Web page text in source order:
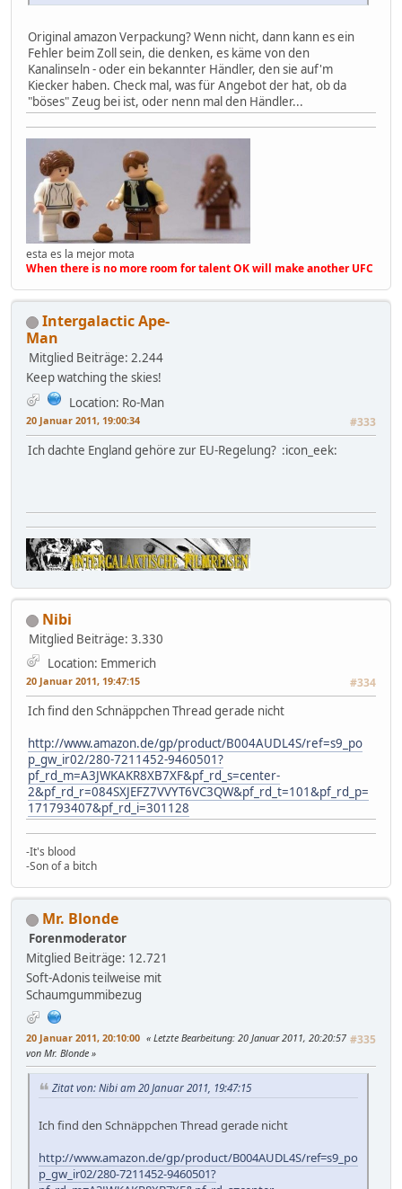
Original amazon Verpackung? Wenn nicht, dann kann es ein
Fehler beim Zoll sein, die denken, es käme von den
Kanalinseln - oder ein bekannter Händler, den sie auf'm
Kiecker haben. Check mal, was für Angebot der hat, ob da
"böses" Zeug bei ist, oder nenn mal den Händler...
esta es la mejor mota
When there is no more room for talent OK will make another UFC
Intergalactic Ape-
Man
Mitglied Beiträge: 2.244
Keep watching the skies!
Location: Ro-Man
20 Januar 2011, 19:00:34 #333
Ich dachte England gehöre zur EU-Regelung? :icon_eek:
Nibi
Mitglied Beiträge: 3.330
Location: Emmerich
20 Januar 2011, 19:47:15 #334
Ich find den Schnäppchen Thread gerade nicht
http://www.amazon.de/gp/product/B004AUDL4S/ref=s9_po
p_gw_ir02/280-7211452-9460501?
pf_rd_m=A3JWKAKR8XB7XF&pf_rd_s=center-
2&pf_rd_r=084SXJEFZ7VVYT6VC3QW&pf_rd_t=101&pf_rd_p=
171793407&pf_rd_i=301128
-It's blood
-Son of a bitch
Mr. Blonde
Forenmoderator
Mitglied Beiträge: 12.721
Soft-Adonis teilweise mit
Schaumgummibezug
20 Januar 2011, 20:10:00 #335
Letzte Bearbeitung: 20 Januar 2011, 20:20:57
von Mr. Blonde
Zitat von: Nibi am 20 Januar 2011, 19:47:15
Ich find den Schnäppchen Thread gerade nicht
http://www.amazon.de/gp/product/B004AUDL4S/ref=s9_po
p_gw_ir02/280-7211452-9460501?